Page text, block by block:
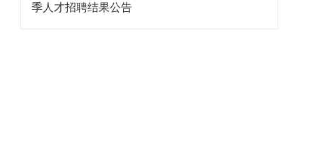
季人才招聘结果公告